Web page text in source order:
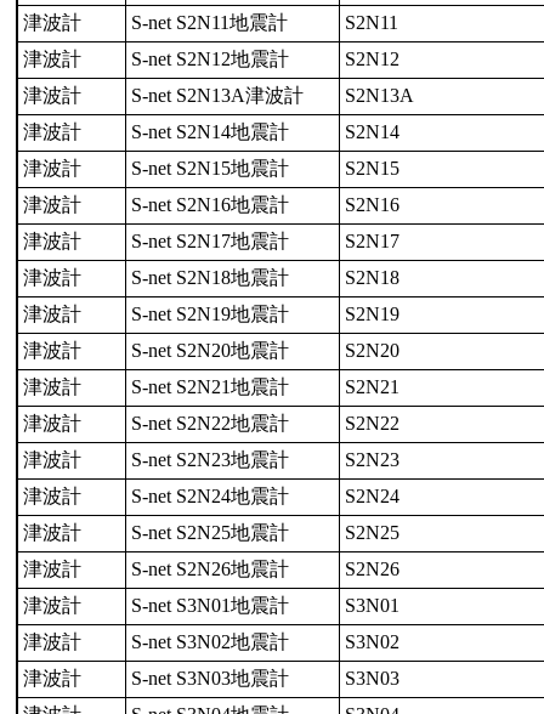
津波計
S-net S2N11地震計
S2N11
津波計
S-net S2N12地震計
S2N12
津波計
S-net S2N13A津波計
S2N13A
津波計
S-net S2N14地震計
S2N14
津波計
S-net S2N15地震計
S2N15
津波計
S-net S2N16地震計
S2N16
津波計
S-net S2N17地震計
S2N17
津波計
S-net S2N18地震計
S2N18
津波計
S-net S2N19地震計
S2N19
津波計
S-net S2N20地震計
S2N20
津波計
S-net S2N21地震計
S2N21
津波計
S-net S2N22地震計
S2N22
津波計
S-net S2N23地震計
S2N23
津波計
S-net S2N24地震計
S2N24
津波計
S-net S2N25地震計
S2N25
津波計
S-net S2N26地震計
S2N26
津波計
S-net S3N01地震計
S3N01
津波計
S-net S3N02地震計
S3N02
津波計
S-net S3N03地震計
S3N03